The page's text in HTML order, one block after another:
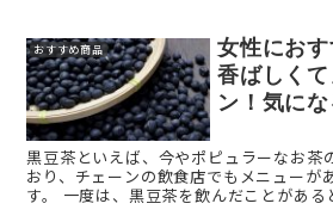
おすすめ商品
女性におす
香ばしく
ン！気に
黒豆茶といえば、今やポピュラーなお茶
おり、チェーンの飲食店でもメニューが
す。 一度は、黒豆茶を飲んだことがあ